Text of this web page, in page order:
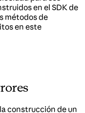
en el SDK de
métodos de
en este
construcción de un